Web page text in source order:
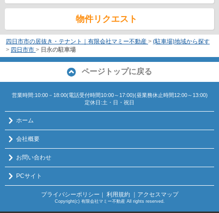
物件リクエスト
四日市市の居抜き・テナント｜有限会社マミー不動産 > (駐車場)地域から探す
> 四日市市 > 日永の駐車場
ページトップに戻る
営業時間:10:00－18:00(電話受付時間10:00～17:00)(昼業務休止時間12:00～13:00)
定休日:土・日・祝日
ホーム
会社概要
お問い合わせ
PCサイト
プライバシーポリシー ｜ 利用規約 ｜アクセスマップ
Copyright(c) 有限会社マミー不動産 All rights reserved.